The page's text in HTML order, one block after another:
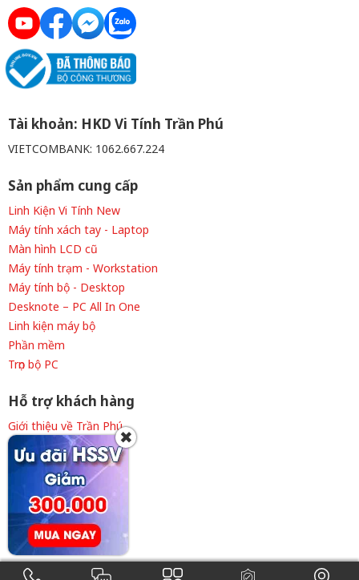
Tài khoản: HKD Vi Tính Trần Phú
VIETCOMBANK: 1062.667.224
Sản phẩm cung cấp
Linh Kiện Vi Tính New
Máy tính xách tay - Laptop
Màn hình LCD cũ
Máy tính trạm - Workstation
Máy tính bộ - Desktop
Desknote – PC All In One
Linh kiện máy bộ
Phần mềm
Trọn bộ PC
Hỗ trợ khách hàng
Giới thiệu về Trần Phú
Thông tin tuyển dụng
Liên hệ cửa hàng
Chính sách thanh toán
Chính sách giao hàng
Chính sách bảo hành
Điều khoản sử dụng
ĐKKD 41E8030946 cấp ngày 09/7/2015. Copyright © 2015
0908.101.535 0938.101.535
✖